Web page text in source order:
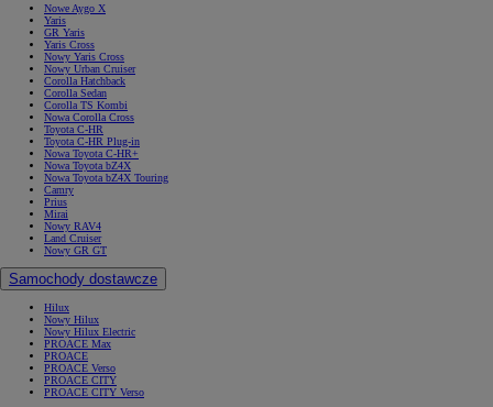
Nowe Aygo X
Yaris
GR Yaris
Yaris Cross
Nowy Yaris Cross
Nowy Urban Cruiser
Corolla Hatchback
Corolla Sedan
Corolla TS Kombi
Nowa Corolla Cross
Toyota C-HR
Toyota C-HR Plug-in
Nowa Toyota C-HR+
Nowa Toyota bZ4X
Nowa Toyota bZ4X Touring
Camry
Prius
Mirai
Nowy RAV4
Land Cruiser
Nowy GR GT
Samochody dostawcze
Hilux
Nowy Hilux
Nowy Hilux Electric
PROACE Max
PROACE
PROACE Verso
PROACE CITY
PROACE CITY Verso